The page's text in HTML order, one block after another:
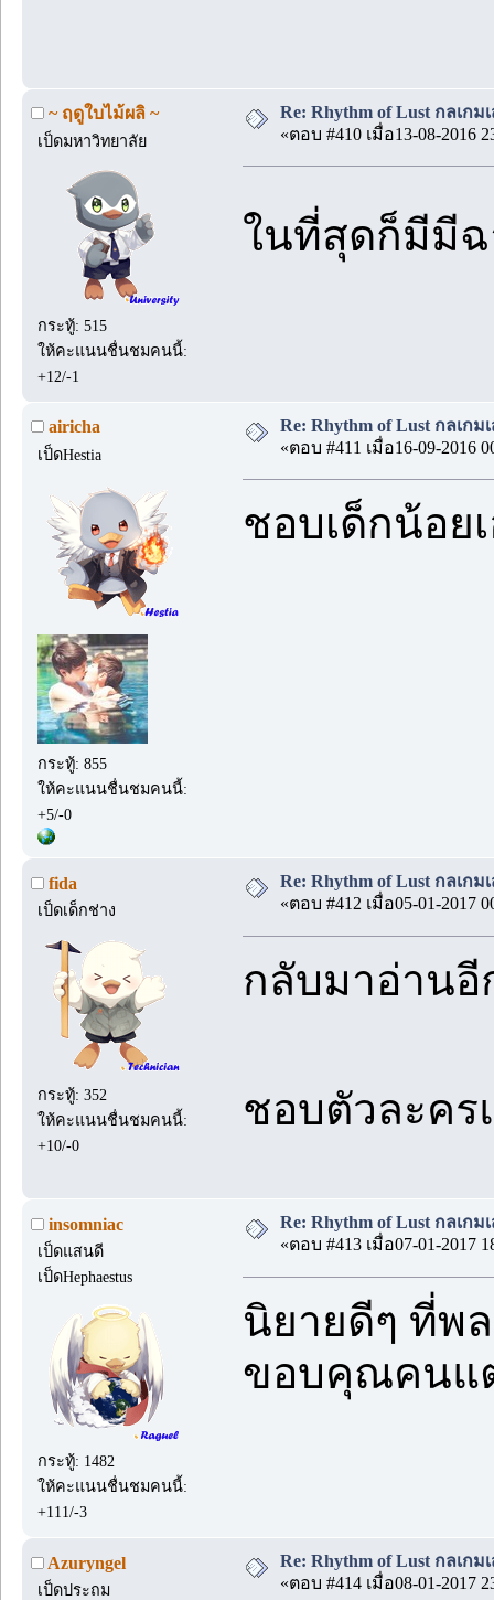
~ ฤดูใบไม้ผลิ ~
เป็ดมหาวิทยาลัย
กระทู้: 515
ให้คะแนนชื่นชมคนนี้:
+12/-1
Re: Rhythm of Lust กลเกม
«ตอบ #410 เมื่อ13-08-2016
ในที่สุดก็มีมี
airicha
เป็ดHestia
กระทู้: 855
ให้คะแนนชื่นชมคนนี้:
+5/-0
Re: Rhythm of Lust กลเกม
«ตอบ #411 เมื่อ16-09-2016
ชอบเด็กน้อย
fida
เป็ดเด็กช่าง
กระทู้: 352
ให้คะแนนชื่นชมคนนี้:
+10/-0
Re: Rhythm of Lust กลเกม
«ตอบ #412 เมื่อ05-01-2017
กลับมาอ่านอี
ชอบตัวละคร
insomniac
เป็ดแสนดี
เป็ดHephaestus
กระทู้: 1482
ให้คะแนนชื่นชมคนนี้:
+111/-3
Re: Rhythm of Lust กลเกม
«ตอบ #413 เมื่อ07-01-2017
นิยายดีๆ ที่พ
ขอบคุณคนแ
Azuryngel
เป็ดประถม
Re: Rhythm of Lust กลเกม
«ตอบ #414 เมื่อ08-01-2017